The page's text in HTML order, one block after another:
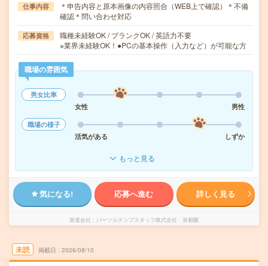
仕事内容
＊申告内容と原本画像の内容照合（WEB上で確認）＊不備
確認＊問い合わせ対応
応募資格
職種未経験OK / ブランクOK / 英語力不要
※業界未経験OK！●PCの基本操作（入力など）が可能な方
職場の雰囲気
男女比率
女性
男性
職場の様子
活気がある
しずか
もっと見る
気になる! 応募へ進む 詳しく見る
派遣会社 パーソルテンプスタッフ株式会社 首都圏
未読 掲載日 2026/08/10